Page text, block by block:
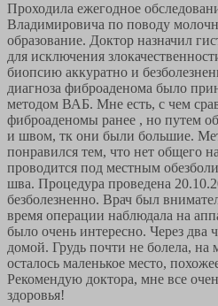
Проходила ежегодное
Владимировича по поводу
образование. Доктор назначил
для исключения
биопсию аккуратно и
диагноза фиброаденома было
методом ВАБ. Мне есть, с чем
фиброаденомы ранее , но путем
и швом, тк они были большие.
понравился тем, что нет общего
проводится под местным
шва. Процедура проведена
безболезненно. Врач был
время операции наблюдала на
было очень интересно. Через два
домой. Грудь почти не болела, на
осталось маленькое место,
Рекомендую доктора, мне все
здоровья!